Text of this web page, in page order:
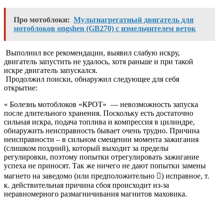
Про мотоблоки: Мультиагрегатный двигатель для
мотоблоков ongshen (GB270) с измельчителем веток
Выполнил все рекомендации, выявил слабую искру,
двигатель запустить не удалось, хотя раньше и при такой
искре двигатель запускался.
Продолжил поиски, обнаружил следующее для себя
открытие:
« Болезнь мотоблоков «КРОТ» — невозможность запуска
после длительного хранения. Поскольку есть достаточно
сильная искра, подача топлива и компрессия в цилиндре,
обнаружить неисправность бывает очень трудно. Причина
неисправности – в сильном смещении момента зажигания
(слишком поздний), который выходит за пределы
регулировки, поэтому попытки отрегулировать зажигание
успеха не приносят. Так же ничего не дают попытки замены
магнето на заведомо (или предположительно ) исправное, т.
к. действительная причина сбоя происходит из-за
неравномерного размагничивания магнитов маховика.